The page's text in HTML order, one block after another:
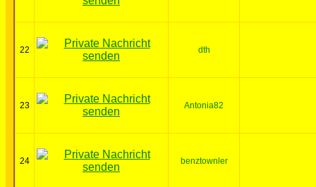
22 dth
23 Antonia82
24 benztownler